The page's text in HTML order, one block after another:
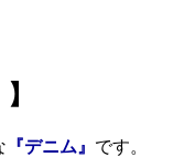
『デニム』 です。